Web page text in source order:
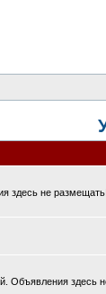
не
здесь